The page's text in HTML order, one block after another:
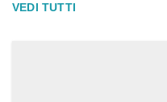
VEDI TUTTI